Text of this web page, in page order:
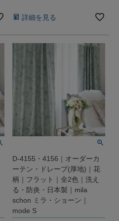
詳細を見る
D-4155・4156｜オーダーカ
ーテン・ドレープ(厚地)｜花
柄｜フラット｜全2色｜洗え
る・防炎・日本製｜mila
schon ミラ・ショーン｜
mode S